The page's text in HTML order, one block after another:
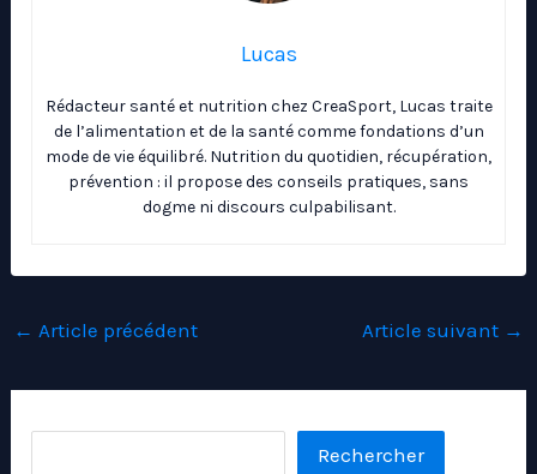
Lucas
Rédacteur santé et nutrition chez CreaSport, Lucas traite
de l’alimentation et de la santé comme fondations d’un
mode de vie équilibré. Nutrition du quotidien, récupération,
prévention : il propose des conseils pratiques, sans
dogme ni discours culpabilisant.
← Article précédent Article suivant →
Rechercher